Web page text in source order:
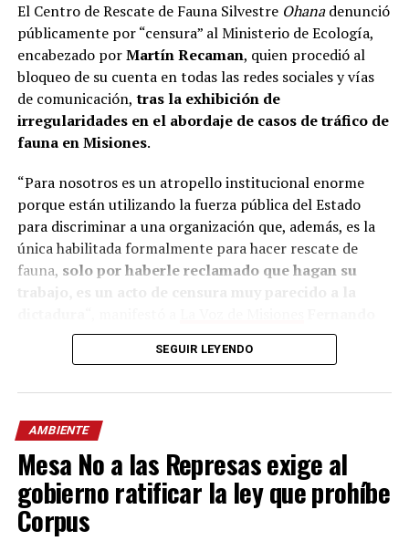
El Centro de Rescate de Fauna SilvestreOhanadenunció
públicamente por “censura” al Ministerio de Ecología,
encabezado porMartín Recaman, quien procedió al
bloqueo de su cuenta en todas las redes sociales y vías
de comunicación, tras la exhibición de
irregularidades en el abordaje de casos de tráfico de
fauna en Misiones.
“Para nosotros es un atropello institucional enorme
porque están utilizando la fuerza pública del Estado
para discriminar a una organización que, además, es la
única habilitada formalmente para hacer rescate de
fauna, solo por haberle reclamado que hagan su
trabajo, es un acto de censura muy parecido a la
director del Centro de Conservación y Rescate
de Fauna Silvestre Ohana.
Todo comenzó ayer jueves, cuando la cartera provincial
publicó, en esa red social, el rescate de cuatro aves
nativas que permanecían en cautiverio en la localidad de
Wanda. Fue entonces cuando Ohana respondió con el
siguiente mensaje: “@passalacquaok Cuando en un
procedimiento policial se constata la tenencia ilegal de
fauna silvestre, corresponde realizar la denuncia penal e
SEGUIR LEYENDO
AMBIENTE
Mesa No a las Represas exige al
gobierno ratificar la ley que prohíbe
Corpus